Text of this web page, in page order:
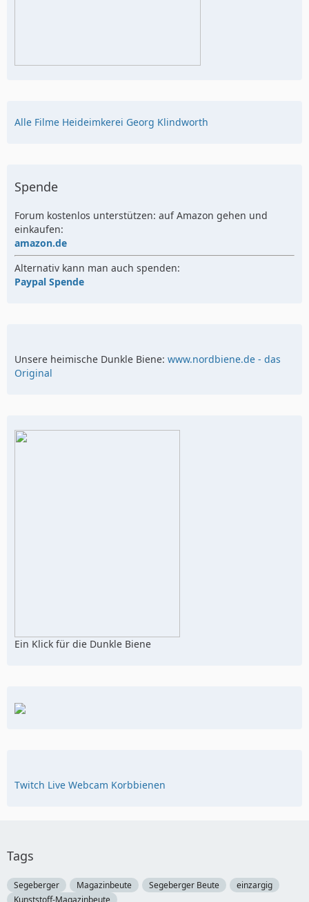
Alle Filme Heideimkerei Georg Klindworth
Spende
Forum kostenlos unterstützen: auf Amazon gehen und
einkaufen:
amazon.de
Alternativ kann man auch spenden:
Paypal Spende
Unsere heimische Dunkle Biene: www.nordbiene.de - das
Original
Ein Klick für die Dunkle Biene
Twitch Live Webcam Korbbienen
Tags
Segeberger Magazinbeute Segeberger Beute
einzargig
Kunststoff-Magazinbeute